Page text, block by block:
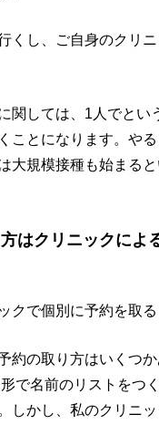
くし、ご自身のクリ
関しては、1人でと
ことになります。や
大規模接種も始まる
はクリニックによ
クで個別に予約を取
約の取り方はいくつ
で名前のリストをつ
しかし、私のクリニ